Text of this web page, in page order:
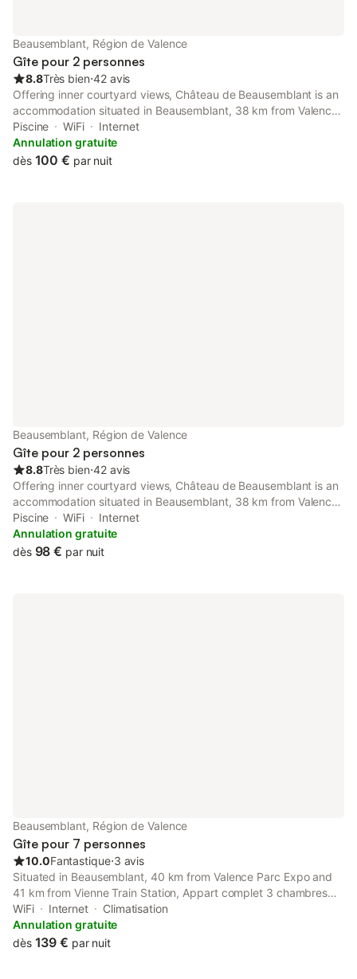
Beausemblant, Région de Valence
Gîte pour 2 personnes
8.8Très bien⋅42 avis
Offering inner courtyard views, Château de Beausemblant is an
accommodation situated in Beausemblant, 38 km from Valence
Parc Expo and 40 km from Vienne Train Station. It is set 41 km
from Vienne Roman Theater and offers luggage storage space.
Piscine WiFi
Internet
Annulation gratuite
dès 100 € par nuit
Beausemblant, Région de Valence
Gîte pour 2 personnes
8.8Très bien⋅42 avis
Offering inner courtyard views, Château de Beausemblant is an
accommodation situated in Beausemblant, 38 km from Valence
Parc Expo and 40 km from Vienne Train Station. It is set 41 km
from Vienne Roman Theater and offers luggage storage space.
Piscine WiFi
Internet
Annulation gratuite
dès 98 € par nuit
Beausemblant, Région de Valence
Gîte pour 7 personnes
10.0Fantastique⋅3 avis
Situated in Beausemblant, 40 km from Valence Parc Expo and
41 km from Vienne Train Station, Appart complet 3 chambres
calme facture et repas possibles offers a garden and air
conditioning.
WiFi Internet
Climatisation
Annulation gratuite
dès 139 € par nuit